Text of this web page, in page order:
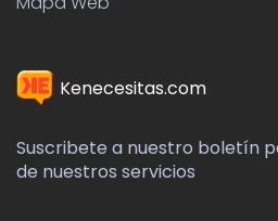
Kenecesitas.com
Suscribete a nuestro boletín
de nuestros servicios